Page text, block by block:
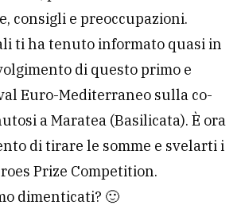
consigli e preoccupazioni.
ti ha tenuto informato quasi in
di questo primo e
Euro-Mediterraneo sulla co-
a Maratea (Basilicata). È ora
di tirare le somme e svelarti i
Prize Competition.
dimenticati? 🙂